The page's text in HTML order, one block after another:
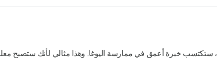
، ستكتسب خبرة أعمق في ممارسة اليوغا. وهذا مثالي لأنك ستصبح